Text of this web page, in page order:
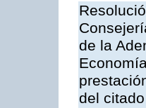
de la
del